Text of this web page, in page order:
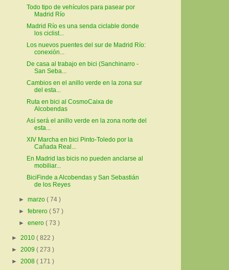
Todo tipo de vehículos para pasear por
Madrid Río
Madrid Río es una senda ciclable donde
los ciclist...
Los nuevos puentes del sur de Madrid Río:
conexión...
De casa al trabajo en bici (Sanchinarro -
San Seba...
Cambios en el anillo verde en la zona sur
del esta...
Ruta en bici al CosmoCaixa de
Alcobendas
Así será el anillo verde en la zona norte del
esta...
XIV Marcha en bici Pinto-Toledo por la
Cañada Real...
En Madrid las bicis no pueden anclarse al
mobiliar...
BiciFinde a Alcobendas y San Sebastián
de los Reyes
►marzo( 74 )
►febrero( 57 )
►enero( 73 )
► 2010 ( 822 )
► 2009 ( 273 )
► 2008 ( 171 )